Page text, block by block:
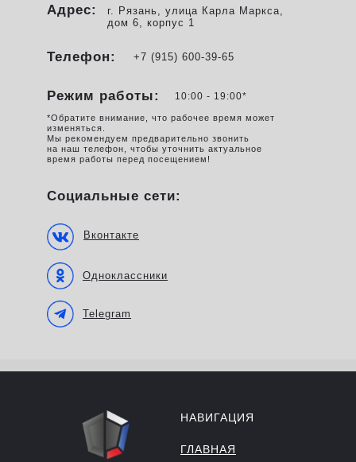
Telegram
Одноклассники
Вконтакте
Социальные сети:
Режим работы:
*Обратите внимание, что рабочее время может
изменяться.
Мы рекомендуем предварительно звонить
на наш телефон, чтобы уточнить актуальное
время работы перед посещением!
10:00 - 19:00*
+7 (915) 600-39-65
Телефон:
г. Рязань, улица Карла Маркса,
дом 6, корпус 1
Адрес:
ГЛАВНАЯ
НАВИГАЦИЯ